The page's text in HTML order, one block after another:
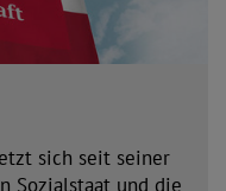
sich seit seiner
Sozialstaat und die